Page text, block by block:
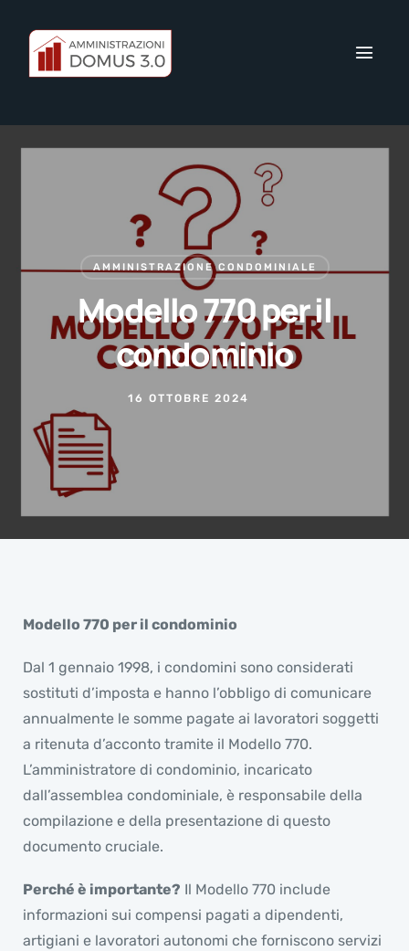
AMMINISTRAZIONE CONDOMINIALE
Modello 770 per il
condominio
16 OTTOBRE 2024
Modello 770 per il condominio
Dal 1 gennaio 1998, i condomini sono considerati
sostituti d’imposta e hanno l’obbligo di comunicare
annualmente le somme pagate ai lavoratori soggetti
a ritenuta d’acconto tramite il Modello 770.
L’amministratore di condominio, incaricato
dall’assemblea condominiale, è responsabile della
compilazione e della presentazione di questo
documento cruciale.
Perché è importante? Il Modello 770 include
informazioni sui compensi pagati a dipendenti,
artigiani e lavoratori autonomi che forniscono servizi